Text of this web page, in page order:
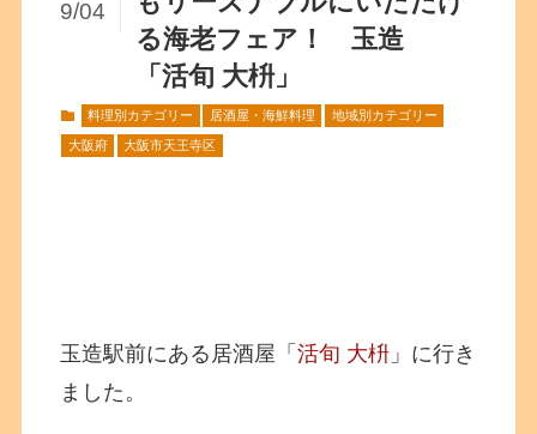
る海老フェア！ 玉造
「活旬 大枡」
9/04
料理別カテゴリー 居酒屋・海鮮料理 地域別カテゴリー
大阪府 大阪市天王寺区
玉造駅前にある居酒屋「活旬 大枡 」に行き
ました。